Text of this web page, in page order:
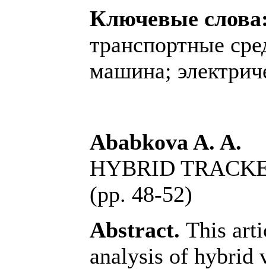
Ключевые
транспортные
машина;
Ababkova A. A.
HYBRID
(pp. 48-52)
Abstract. This
analysis of hybrid